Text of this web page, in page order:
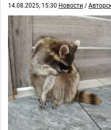
14.08.2025, 15:30 Новости /